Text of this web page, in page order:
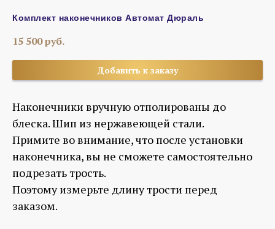
Комплект наконечников Автомат Дюраль
15 500руб.
Добавить к заказу
Наконечники вручную отполированы до
блеска. Шип из нержавеющей стали.
Примите во внимание, что после установки
наконечника, вы не сможете самостоятельно
подрезать трость.
Поэтому измерьте длину трости перед
заказом.